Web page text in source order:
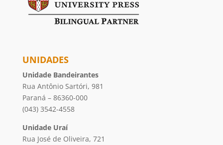
UNIDADES
Unidade Bandeirantes
Rua Antônio Sartóri, 981
Paraná – 86360-000
(043) 3542-4558
Unidade Uraí
Rua José de Oliveira, 721